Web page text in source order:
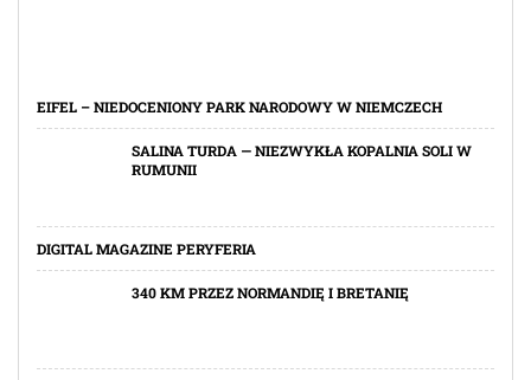
EIFEL – NIEDOCENIONY PARK NARODOWY W NIEMCZECH
SALINA TURDA — NIEZWYKŁA KOPALNIA SOLI W
RUMUNII
DIGITAL MAGAZINE PERYFERIA
340 KM PRZEZ NORMANDIĘ I BRETANIĘ